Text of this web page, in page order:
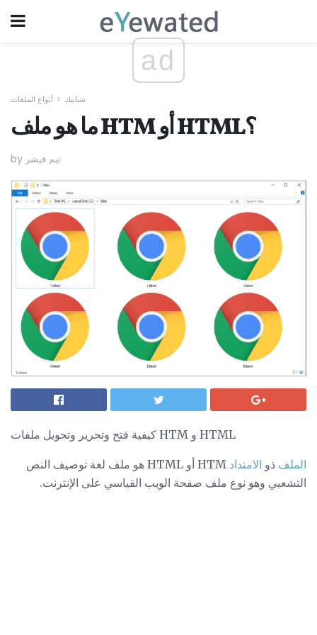
ad
شبابيك أنواع الملفات
ما هو ملف HTM أو HTML؟
by تيم فيشر
كيفية فتح وتحرير وتحويل ملفات HTM و HTML
الملف ذو الامتداد
HTM أو HTML هو ملف لغة توصيف النص
التشعبي وهو نوع ملف صفحة الويب القياسي على الإنترنت.